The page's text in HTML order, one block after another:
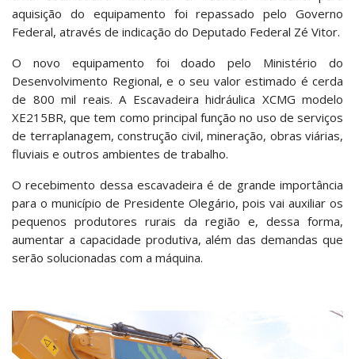
aquisição do equipamento foi repassado pelo Governo
Federal, através de indicação do Deputado Federal Zé Vitor.
O novo equipamento foi doado pelo Ministério do
Desenvolvimento Regional, e o seu valor estimado é cerda
de 800 mil reais. A Escavadeira hidráulica XCMG modelo
XE215BR, que tem como principal função no uso de serviços
de terraplanagem, construção civil, mineração, obras viárias,
fluviais e outros ambientes de trabalho.
O recebimento dessa escavadeira é de grande importância
para o município de Presidente Olegário, pois vai auxiliar os
pequenos produtores rurais da região e, dessa forma,
aumentar a capacidade produtiva, além das demandas que
serão solucionadas com a máquina.